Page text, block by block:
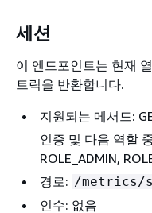
세션
이 엔드포인트는 현재
트릭을 반환합니다.
지원되는 메서드:
인증 및 다음 역할
ROLE_ADMIN,
경로: /metrics/
인수: 없음